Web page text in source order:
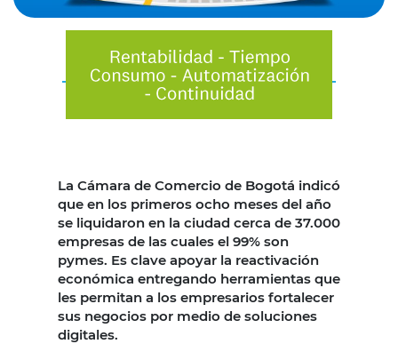
La Cámara de Comercio de Bogotá indicó
que en los primeros ocho meses del año
se liquidaron en la ciudad cerca de 37.000
empresas de las cuales el 99% son
pymes. Es clave apoyar la reactivación
económica entregando herramientas que
les permitan a los empresarios fortalecer
sus negocios por medio de soluciones
digitales.